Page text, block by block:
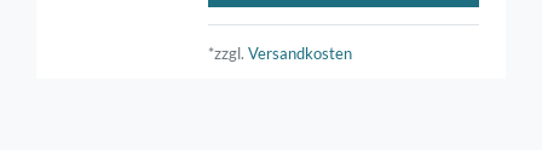
*zzgl.Versandkosten